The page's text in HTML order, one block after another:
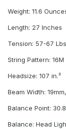
Weight: 11.6
Length: 27 Inches
Tension: 57-67
String Pattern: 16M
Headsize: 107 in.²
Beam Width:
Balance Point:
Balance: Head